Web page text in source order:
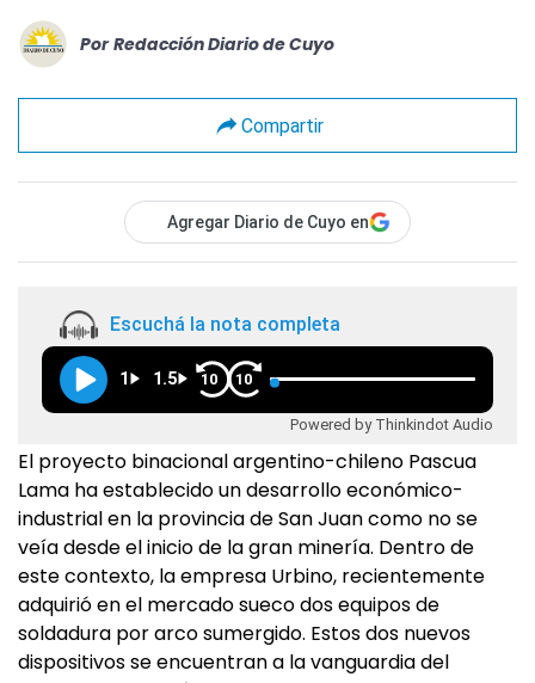
Por Redacción Diario de Cuyo
Compartir
Agregar Diario de Cuyo en
Escuchá la nota completa
1 1.5 10 10
Powered by Thinkindot Audio
El proyecto binacional argentino-chileno Pascua
Lama ha establecido un desarrollo económico-
industrial en la provincia de San Juan como no se
veía desde el inicio de la gran minería. Dentro de
este contexto, la empresa Urbino, recientemente
adquirió en el mercado sueco dos equipos de
soldadura por arco sumergido. Estos dos nuevos
dispositivos se encuentran a la vanguardia del